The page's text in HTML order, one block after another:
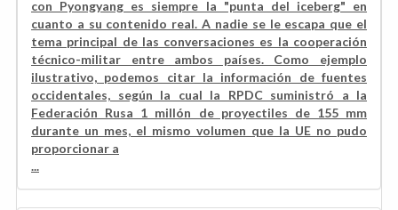
con Pyongyang es siempre la "punta del iceberg" en
cuanto a su contenido real. A nadie se le escapa que el
tema principal de las conversaciones es la cooperación
técnico-militar entre ambos países. Como ejemplo
ilustrativo, podemos citar la información de fuentes
occidentales, según la cual la RPDC suministró a la
Federación Rusa 1 millón de proyectiles de 155 mm
durante un mes, el mismo volumen que la UE no pudo
proporcionar a
...